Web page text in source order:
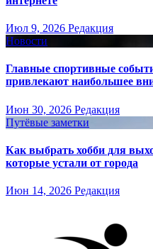
Июл 9, 2026 Редакция
Новости
Главные спортивные
привлекают наибольшее
Июн 30, 2026 Редакция
Путёвые заметки
Как выбрать хобби для
которые устали от города
Июн 14, 2026 Редакция